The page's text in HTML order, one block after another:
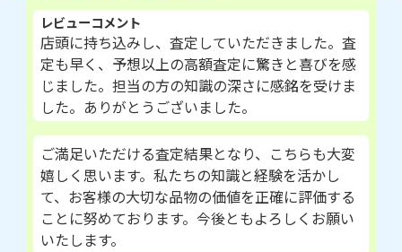
レビューコメント
店頭に持ち込みし、査定していただきました。査
定も早く、予想以上の高額査定に驚きと喜びを感
じました。担当の方の知識の深さに感銘を受けま
した。ありがとうございました。
ご満足いただける査定結果となり、こちらも大変
嬉しく思います。私たちの知識と経験を活かし
て、お客様の大切な品物の価値を正確に評価する
ことに努めております。今後ともよろしくお願い
いたします。